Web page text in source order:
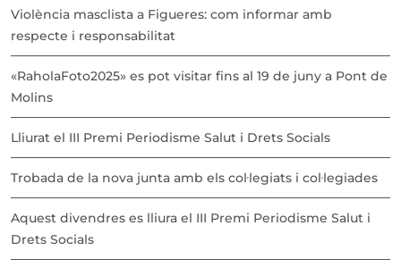
Violència masclista a Figueres: com informar amb
respecte i responsabilitat
«RaholaFoto2025» es pot visitar fins al 19 de juny a Pont de
Molins
Lliurat el III Premi Periodisme Salut i Drets Socials
Trobada de la nova junta amb els col·legiats i col·legiades
Aquest divendres es lliura el III Premi Periodisme Salut i
Drets Socials